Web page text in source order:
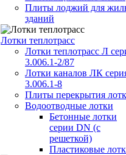
Плиты лоджий для
зданий
Лотки теплотрасс
Лотки теплотрасс Л
3.006.1-2/87
Лотки каналов ЛК
3.006.1-8
Плиты перекрытия
Водоотводные лотки
Бетонные лотки
серии DN (с
решеткой)
Пластиковые